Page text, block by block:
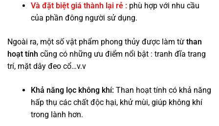
Và đặt biệt giá thành lại rẻ : phù hợp với nhu cầu
của phần đông người sử dụng.
Ngoài ra, một số vật phẩm phong thủy được làm từ than
hoạt tính cũng có những ưu điểm nổi bật : tranh đĩa trang
trí, mặt dây đeo cổ…v.v
Khả năng lọc không khí: Than hoạt tính có khả năng
hấp thụ các chất độc hại, khử mùi, giúp không khí
trong lành hơn.